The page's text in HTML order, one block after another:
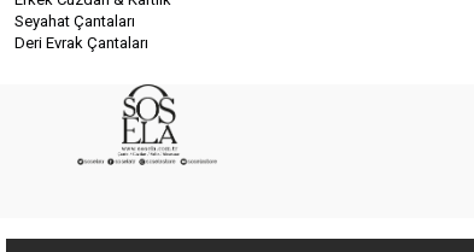
Seyahat Çantaları
Deri Evrak Çantaları